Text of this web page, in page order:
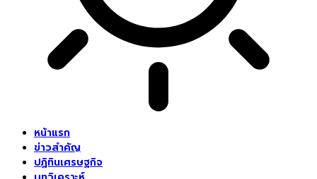
หน้าแรก
ข่าวสำคัญ
ปฏิทินเศรษฐกิจ